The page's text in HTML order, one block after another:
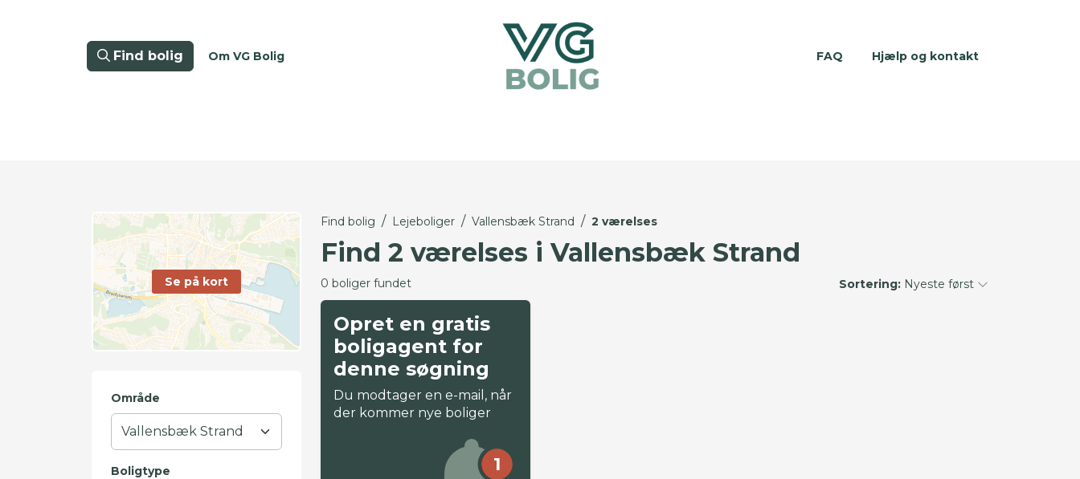
Find bolig Om VG Bolig FAQ Hjælp og kontakt
Se på kort
Område
Boligtype
Find bolig / Lejeboliger / Vallensbæk Strand / 2 værelses
Find 2 værelses i Vallensbæk Strand
0 boliger fundet Sortering: Nyeste først
Opret en gratis
boligagent for
denne søgning
Du modtager en e-mail, når
der kommer nye boliger
1